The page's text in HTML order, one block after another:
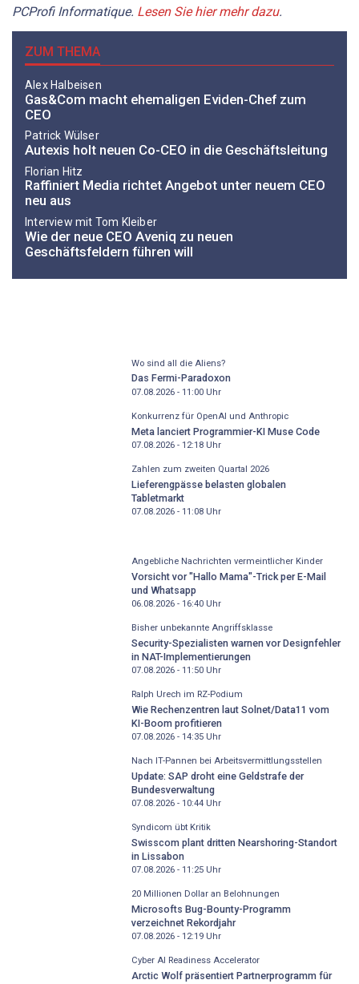
PCProfi Informatique. Lesen Sie hier mehr dazu.
ZUM THEMA
Alex Halbeisen
Gas&Com macht ehemaligen Eviden-Chef zum
CEO
Patrick Wülser
Autexis holt neuen Co-CEO in die Geschäftsleitung
Florian Hitz
Raffiniert Media richtet Angebot unter neuem CEO
neu aus
Interview mit Tom Kleiber
Wie der neue CEO Aveniq zu neuen
Geschäftsfeldern führen will
Wo sind all die Aliens?
Das Fermi-Paradoxon
07.08.2026 - 11:00Uhr
Konkurrenz für OpenAI und Anthropic
Meta lanciert Programmier-KI Muse Code
07.08.2026 - 12:18Uhr
Zahlen zum zweiten Quartal 2026
Lieferengpässe belasten globalen
Tabletmarkt
07.08.2026 - 11:08Uhr
Angebliche Nachrichten vermeintlicher Kinder
Vorsicht vor "Hallo Mama"-Trick per E-Mail
und Whatsapp
06.08.2026 - 16:40Uhr
Bisher unbekannte Angriffsklasse
Security-Spezialisten warnen vor Designfehler
in NAT-Implementierungen
07.08.2026 - 11:50Uhr
Ralph Urech im RZ-Podium
Wie Rechenzentren laut Solnet/Data11 vom
KI-Boom profitieren
07.08.2026 - 14:35Uhr
Nach IT-Pannen bei Arbeitsvermittlungsstellen
Update: SAP droht eine Geldstrafe der
Bundesverwaltung
07.08.2026 - 10:44Uhr
Syndicom übt Kritik
Swisscom plant dritten Nearshoring-Standort
in Lissabon
07.08.2026 - 11:25Uhr
20 Millionen Dollar an Belohnungen
Microsofts Bug-Bounty-Programm
verzeichnet Rekordjahr
07.08.2026 - 12:19Uhr
Cyber AI Readiness Accelerator
Arctic Wolf präsentiert Partnerprogramm für